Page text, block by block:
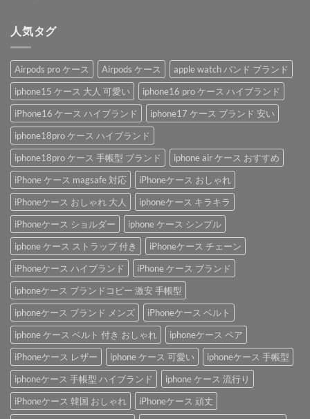
人気タグ
Airpods pro ケース Airpods ケース
apple watch バンド ブランド
iphone15 ケース 大人 可愛い
iphone16 pro ケース ハイブランド
iPhone16 ケース ハイブランド
iphone17 ケース ブランド 安い
iphone18pro ケース ハイブランド
iphone18pro ケース 手帳型 ブランド
iphone air ケース おすすめ
iPhone ケース magsafe 対応
iPhoneケース おしゃれ
iPhoneケース おしゃれ 大人
iphoneケース キラキラ
iPhoneケース ショルダー
iphone ケース シンプル
iphone ケース ストラップ 付き
iPhoneケース チェーン
iPhoneケース ハイブランド
iPhone ケース ブランド
iphoneケース ブランドコピー 激安 手帳型
iphoneケース ブランド メンズ
iPhoneケース ベルト
iphone ケース ベルト 付き おしゃれ
iphoneケース ペア
iPhoneケース レザー
iphone ケース 可愛い
iphoneケース 手帳型
iphoneケース 手帳型 ハイブランド
iphone ケース 流行り
iPhoneケース 韓国 おしゃれ
iPhoneケース 頑丈